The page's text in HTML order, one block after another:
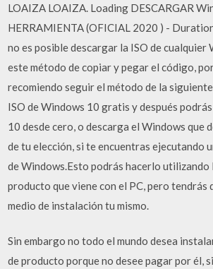
LOAIZA LOAIZA. Loading DESCARGAR
HERRAMIENTA (OFICIAL 2020 ) -
no es posible descargar la ISO de cualquier
este método de copiar y pegar el código,
recomiendo seguir el método de la
ISO de Windows 10 gratis y después
10 desde cero, o descarga el Windows que
de tu elección, si te encuentras ejecutando
de Windows.Esto podrás hacerlo utilizando
producto que viene con el PC, pero tendrás
medio de instalación tu mismo.
Sin embargo no todo el mundo desea
de producto porque no desee pagar por él,